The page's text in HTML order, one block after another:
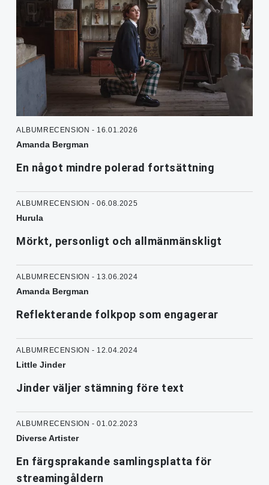
ALBUMRECENSION - 16.01.2026
Amanda Bergman
En något mindre polerad fortsättning
ALBUMRECENSION - 06.08.2025
Hurula
Mörkt, personligt och allmänmänskligt
ALBUMRECENSION - 13.06.2024
Amanda Bergman
Reflekterande folkpop som engagerar
ALBUMRECENSION - 12.04.2024
Little Jinder
Jinder väljer stämning före text
ALBUMRECENSION - 01.02.2023
Diverse Artister
En färgsprakande samlingsplatta för
streamingåldern